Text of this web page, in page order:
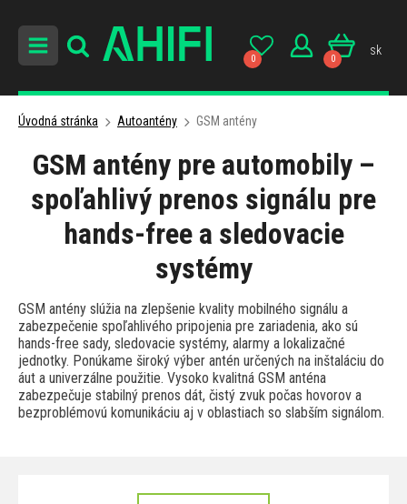
0 0
sk
Úvodná stránka Autoantény GSM antény
GSM antény pre automobily –
spoľahlivý prenos signálu pre
hands-free a sledovacie
systémy
GSM antény slúžia na zlepšenie kvality mobilného signálu a
zabezpečenie spoľahlivého pripojenia pre zariadenia, ako sú
hands-free sady, sledovacie systémy, alarmy a lokalizačné
jednotky. Ponúkame široký výber antén určených na inštaláciu do
áut a univerzálne použitie. Vysoko kvalitná GSM anténa
zabezpečuje stabilný prenos dát, čistý zvuk počas hovorov a
bezproblémovú komunikáciu aj v oblastiach so slabším signálom.